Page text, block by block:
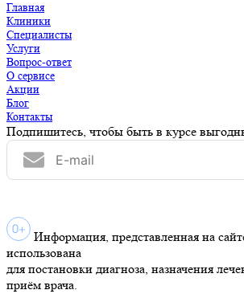
Главная
Клиники
Специалисты
Услуги
Вопрос-ответ
О сервисе
Акции
Блог
Контакты
Подпишитесь, чтобы быть в курсе
Информация, представленная на
использована
для постановки диагноза, назначения
приём врача.